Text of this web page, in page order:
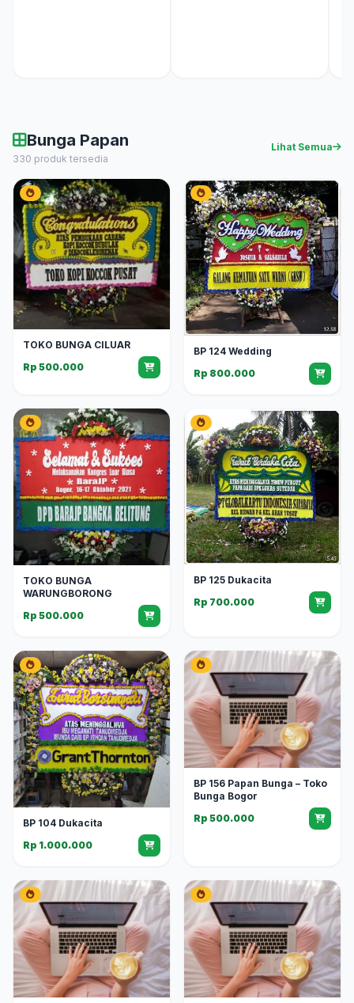
Bunga Papan
330 produk tersedia
Lihat Semua
TOKO BUNGA CILUAR
Rp 500.000
BP 124 Wedding
Rp 800.000
TOKO BUNGA
WARUNGBORONG
Rp 500.000
BP 125 Dukacita
Rp 700.000
BP 104 Dukacita
Rp 1.000.000
BP 156 Papan Bunga – Toko
Bunga Bogor
Rp 500.000